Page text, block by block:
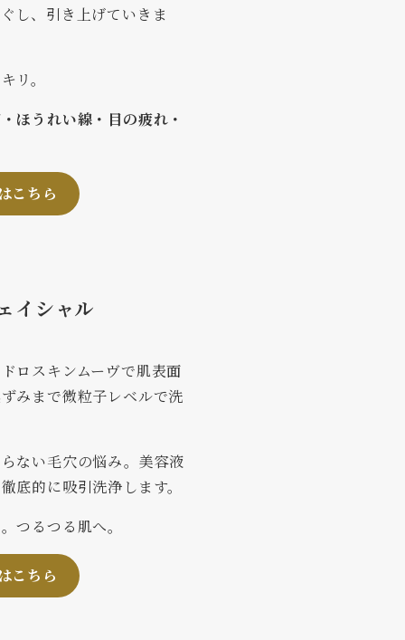
し、引き上げていきま
リ。
ほうれい線・目の疲れ・
こちら
イシャル
ロスキンムーヴで肌表面
みまで微粒子レベルで洗
ない毛穴の悩み。美容液
底的に吸引洗浄します。
つるつる肌へ。
こちら